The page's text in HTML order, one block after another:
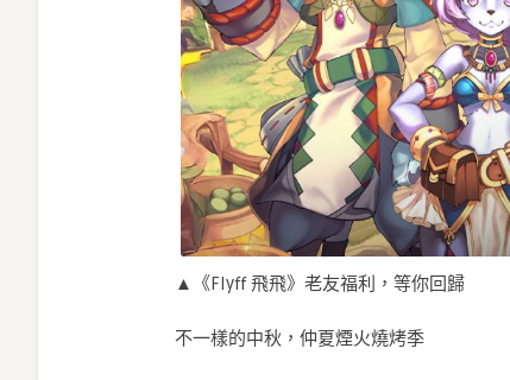
▲《Flyff 飛飛》老友福利，等你回歸
不一樣的中秋，仲夏煙火燒烤季